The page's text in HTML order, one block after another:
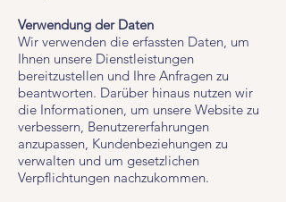
Verwendung der Daten
Wir verwenden die erfassten Daten, um
Ihnen unsere Dienstleistungen
bereitzustellen und Ihre Anfragen zu
beantworten. Darüber hinaus nutzen wir
die Informationen, um unsere Website zu
verbessern, Benutzererfahrungen
anzupassen, Kundenbeziehungen zu
verwalten und um gesetzlichen
Verpflichtungen nachzukommen.